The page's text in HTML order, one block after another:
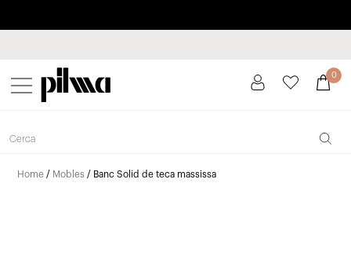
pilma 0
Home / Mobles / Banc Solid de teca massissa